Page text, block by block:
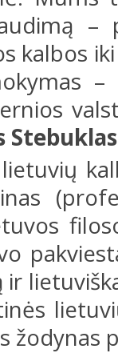
kalbos
ir
žodynas